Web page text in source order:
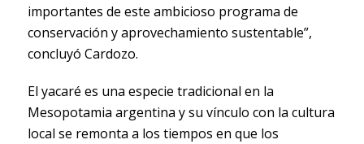
importantes de este ambicioso programa de
conservación y aprovechamiento sustentable”,
concluyó Cardozo.
El yacaré es una especie tradicional en la
Mesopotamia argentina y su vínculo con la cultura
local se remonta a los tiempos en que los